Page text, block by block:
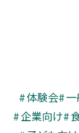
体験会
企業向け